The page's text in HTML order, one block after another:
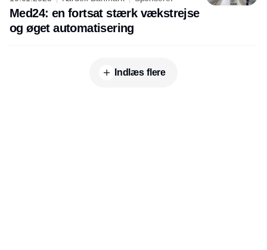
Med24: en fortsat stærk vækstrejse
og øget automatisering
Indlæs flere